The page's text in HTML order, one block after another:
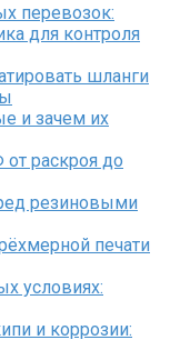
перевозок:
для контроля
шланги
и зачем их
раскроя до
резиновыми
печати
условиях:
и коррозии: